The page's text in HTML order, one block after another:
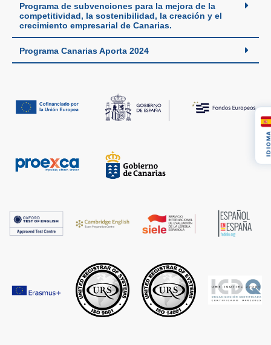
Programa de subvenciones para la mejora de la
competitividad, la sostenibilidad, la creación y el
crecimiento empresarial de Canarias.
Programa Canarias Aporta 2024
IDIOMA